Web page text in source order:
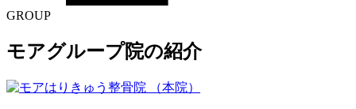
GROUP
モアグループ院の紹介